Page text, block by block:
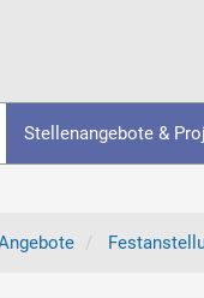
Stellenangebote &